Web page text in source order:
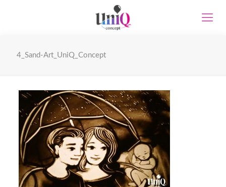
4_Sand-Art_UniQ_Concept